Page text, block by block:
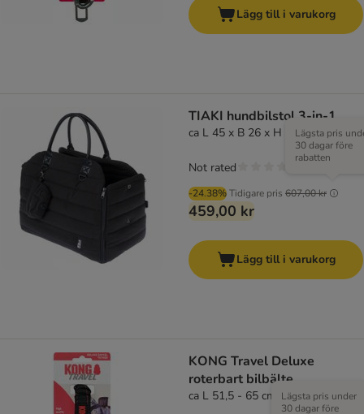
Lägg till i varukorg
TIAKI hundbilstol 3-in-1
ca L 45 x B 26 x H 33 cm
-24.38%Tidigare pris 607,00 kr
Lägsta pris
30 dagar före
rabatten
459,00 kr
Not rated
Lägg till i varukorg
KONG Travel Deluxe
roterbart bilbälte
ca L 51,5 - 65 cm
Lägsta pris under
30 dagar före